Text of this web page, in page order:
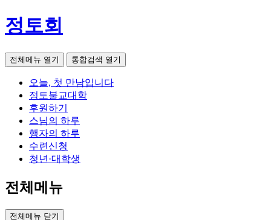
정토회
전체메뉴 열기 통합검색 열기
오늘, 첫 만남입니다
정토불교대학
후원하기
스님의 하루
행자의 하루
수련신청
청년·대학생
전체메뉴
전체메뉴 닫기